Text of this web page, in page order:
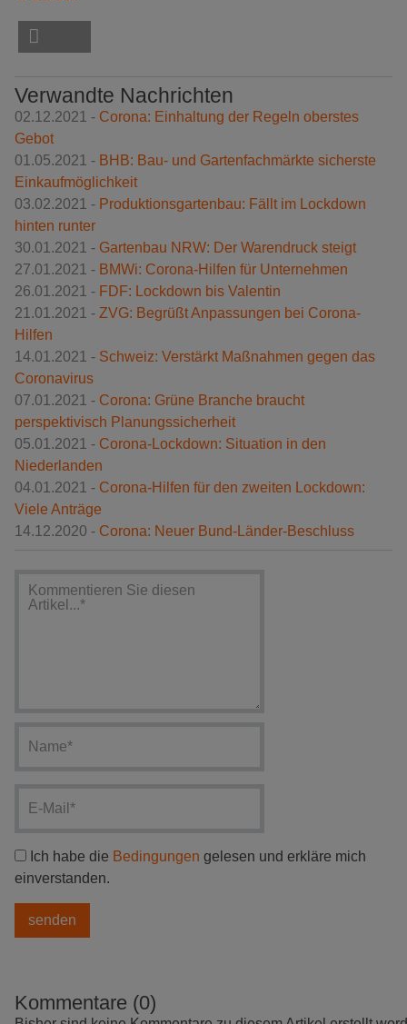
Verwandte Nachrichten
02.12.2021 - Corona: Einhaltung der Regeln oberstes
Gebot
01.05.2021 - BHB: Bau- und Gartenfachmärkte sicherste
Einkaufmöglichkeit
03.02.2021 - Produktionsgartenbau: Fällt im Lockdown
hinten runter
30.01.2021 - Gartenbau NRW: Der Warendruck steigt
27.01.2021 - BMWi: Corona-Hilfen für Unternehmen
26.01.2021 - FDF: Lockdown bis Valentin
21.01.2021 - ZVG: Begrüßt Anpassungen bei Corona-
Hilfen
14.01.2021 - Schweiz: Verstärkt Maßnahmen gegen das
Coronavirus
07.01.2021 - Corona: Grüne Branche braucht
perspektivisch Planungssicherheit
05.01.2021 - Corona-Lockdown: Situation in den
Niederlanden
04.01.2021 - Corona-Hilfen für den zweiten Lockdown:
Viele Anträge
14.12.2020 - Corona: Neuer Bund-Länder-Beschluss
Ich habe die Bedingungen gelesen und erkläre mich
einverstanden.
Kommentare (0)